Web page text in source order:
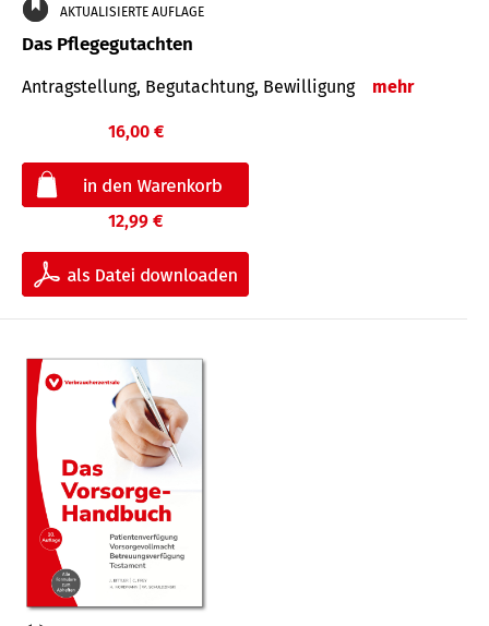
AKTUALISIERTE AUFLAGE
Das Pflegegutachten
Antragstellung, Begutachtung, Bewilligung mehr
16,00 €
12,99 €